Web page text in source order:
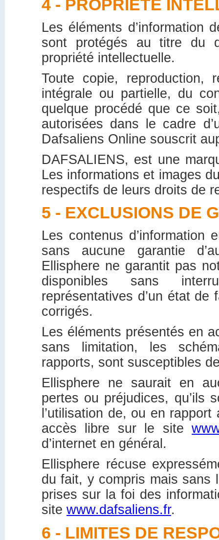
4 - PROPRIÉTÉ
Les éléments d’information
sont protégés au titre du
propriété intellectuelle.
Toute copie, reproduction,
intégrale ou partielle, du
quelque procédé que ce
autorisées dans le cadre
Dafsaliens Online souscrit
DAFSALIENS, est une
Les informations et images
respectifs de leurs droits de
5 - EXCLUSIONS DE
Les contenus
sans aucune garantie
Ellisphere ne garantit pas
disponibles sans
représentatives d’un état
corrigés.
Les éléments présentés en
sans limitation, les
rapports, sont susceptibles
Ellisphere ne saurait en
pertes ou préjudices, qu’ils
l’utilisation de, ou en
accès libre sur le site
d’internet en général.
Ellisphere récuse
du fait, y compris mais sans
prises sur la foi des
site www.dafsaliens.fr.
6 - LIMITES DE